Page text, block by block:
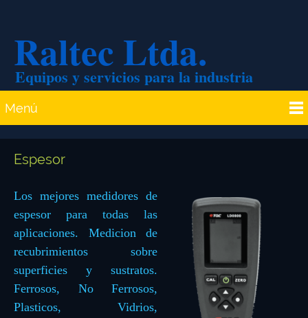
Equipos y servicios para la industria
Raltec Ltda.
Menú
Espesor
Los mejores medidores de
espesor para todas las
aplicaciones. Medicion de
recubrimientos sobre
superficies y sustratos.
Ferrosos, No Ferrosos,
Plasticos, Vidrios,